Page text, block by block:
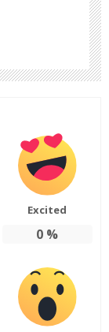
Excited
0 %